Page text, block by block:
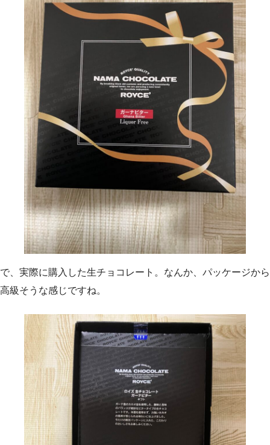
で、実際に購入した生チョコレート。なんか、パッケージから
高級そうな感じですね。